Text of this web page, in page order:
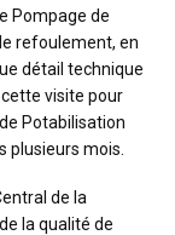
Pompage de
refoulement, en
détail technique
visite pour
Potabilisation
plusieurs mois.
de la
la qualité de